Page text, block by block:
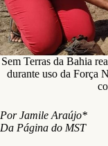
Sem Terras da Bahia
durante uso da Força
Por Jamile Araújo*
Da Página do MST